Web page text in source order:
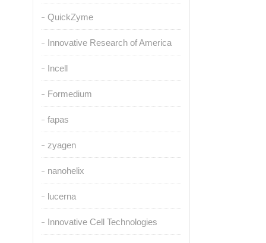
QuickZyme
Innovative Research of America
Incell
Formedium
fapas
zyagen
nanohelix
lucerna
Innovative Cell Technologies